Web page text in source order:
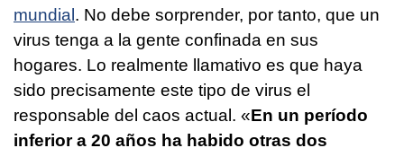
mundial. No debe sorprender, por tanto, que un
virus tenga a la gente confinada en sus
hogares. Lo realmente llamativo es que haya
sido precisamente este tipo de virus el
responsable del caos actual. «En un período
inferior a 20 años ha habido otras dos